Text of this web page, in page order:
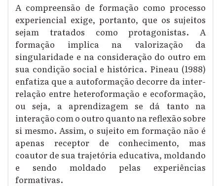
A compreensão de formação como processo
experiencial exige, portanto, que os sujeitos
sejam tratados como protagonistas. A
formação implica na valorização da
singularidade e na consideração do outro em
sua condição social e histórica. Pineau (1988)
enfatiza que a autoformação decorre da inter-
relação entre heteroformação e ecoformação,
ou seja, a aprendizagem se dá tanto na
interação com o outro quanto na reflexão sobre
si mesmo. Assim, o sujeito em formação não é
apenas receptor de conhecimento, mas
coautor de sua trajetória educativa, moldando
e sendo moldado pelas experiências
formativas.